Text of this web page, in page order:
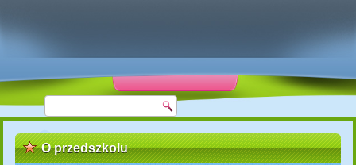
O przedszkolu